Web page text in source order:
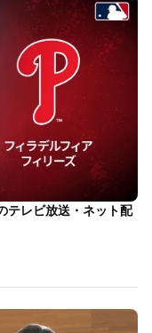
テレビ放送・ネット配